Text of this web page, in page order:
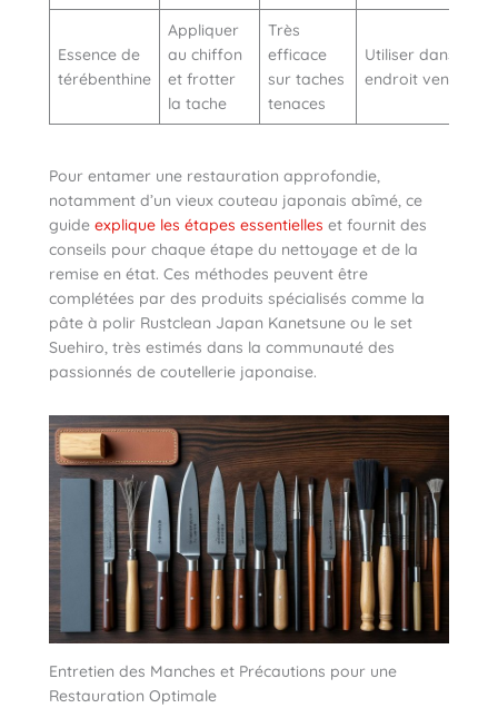
Essence de
térébenthine
Appliquer
au chiffon
et frotter
la tache
Très
efficace
sur taches
tenaces
Utiliser dans un
endroit ventilé
Pour entamer une restauration approfondie,
notamment d’un vieux couteau japonais abîmé, ce
guide explique les étapes essentielles et fournit des
conseils pour chaque étape du nettoyage et de la
remise en état. Ces méthodes peuvent être
complétées par des produits spécialisés comme la
pâte à polir Rustclean Japan Kanetsune ou le set
Suehiro, très estimés dans la communauté des
passionnés de coutellerie japonaise.
Entretien des Manches et Précautions pour une
Restauration Optimale